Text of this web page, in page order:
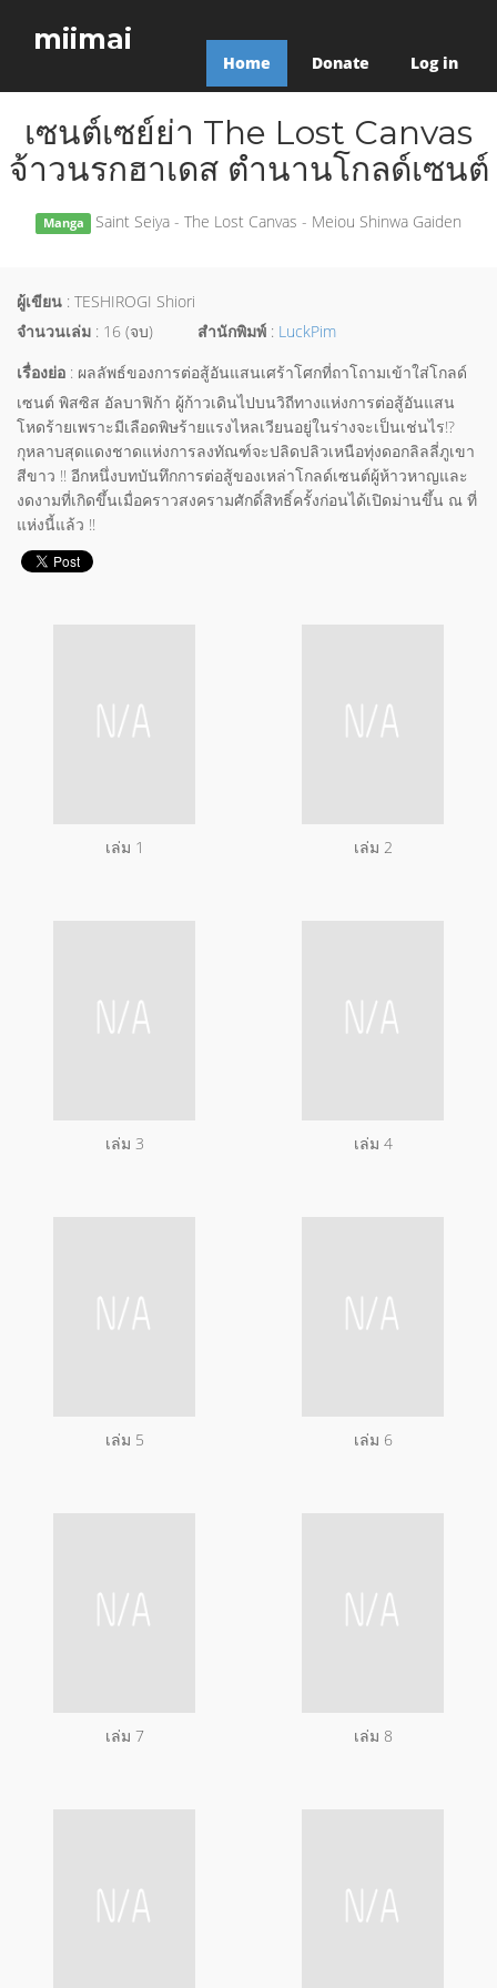
miimai
Home Donate Log in
เซนต์เซย์ย่า The Lost Canvas
จ้าวนรกฮาเดส ตำนานโกลด์เซนต์
Manga Saint Seiya - The Lost Canvas - Meiou Shinwa Gaiden
ผู้เขียน : TESHIROGI Shiori
จำนวนเล่ม : 16 (จบ) สำนักพิมพ์ : LuckPim
เรื่องย่อ : ผลลัพธ์ของการต่อสู้อันแสนเศร้าโศกที่ถาโถามเข้าใส่โกลด์
เซนต์ พิสซิส อัลบาฟิก้า ผู้ก้าวเดินไปบนวิถีทางแห่งการต่อสู้อันแสน
โหดร้ายเพราะมีเลือดพิษร้ายแรงไหลเวียนอยู่ในร่างจะเป็นเช่นไร!?
กุหลาบสุดแดงชาดแห่งการลงทัณฑ์จะปลิดปลิวเหนือทุ่งดอกลิลลี่ภูเขา
สีขาว !! อีกหนึ่งบทบันทึกการต่อสู้ของเหล่าโกลด์เซนต์ผู้ห้าวหาญและ
งดงามที่เกิดขึ้นเมื่อคราวสงครามศักดิ์สิทธิ์ครั้งก่อนได้เปิดม่านขึ้น ณ ที่
แห่งนี้แล้ว !!
เล่ม 1 เล่ม 2
เล่ม 3 เล่ม 4
เล่ม 5 เล่ม 6
เล่ม 7 เล่ม 8